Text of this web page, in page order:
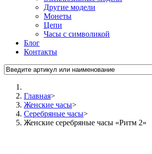
Другие модели
Монеты
Цепи
Часы с символикой
Блог
Контакты
Главная>
Женские часы>
Серебряные часы>
Женские серебряные часы «Ритм 2»